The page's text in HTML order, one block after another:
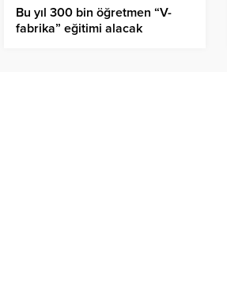
Bu yıl 300 bin öğretmen “V-
fabrika” eğitimi alacak